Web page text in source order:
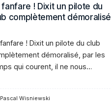
fanfare ! Dixit un pilote du
complètement démoralisé,
! Dixit un pilote du club
démoralisé, par les
qui courent, il ne nous…
Wisniewski